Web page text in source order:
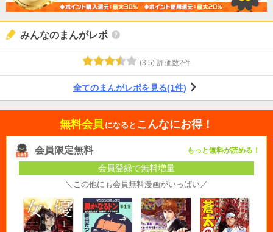
みんなのまんがレポ
(3.5) 評価数2件
全てのまんがレポを見る(1件)
無料会員 になると こんなにお得！
会員限定無料 もっと無料が読める！
会員登録で無料増量
＼この他にも会員無料漫画がいっぱい／